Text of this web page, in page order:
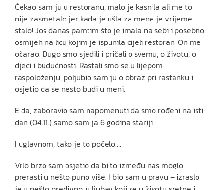
Čekao sam ju u restoranu, malo je kasnila ali me to
nije zasmetalo jer kada je ušla za mene je vrijeme
stalo! Jos danas pamtim što je imala na sebi i posebno
osmijeh na licu kojim je ispunila cijeli restoran. On me
očarao. Dugo smo sjedili i pričali o svemu, o životu, o
djeci i budućnosti. Rastali smo se u lijepom
raspoloženju, poljubio sam ju o obraz pri rastanku i
osjetio da se nesto budi u meni.
E da, zaboravio sam napomenuti da smo rođeni na isti
dan (04.11.) samo sam ja 6 godina stariji.
I uglavnom, tako je to počelo….
Vrlo brzo sam osjetio da bi to između nas moglo
prerasti u nešto puno više. I bio sam u pravu – izraslo